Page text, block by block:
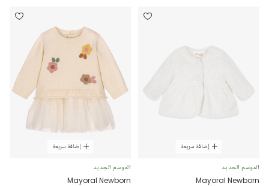
إضافة سريعة
الموسم الجديد
Mayoral Newborn
إضافة سريعة
الموسم الجديد
Mayoral Newborn